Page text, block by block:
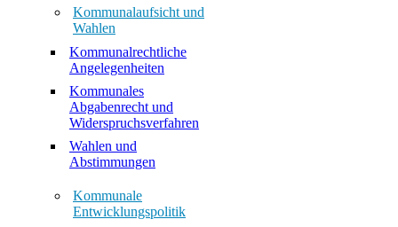
Kommunalaufsicht und
Wahlen
Kommunalrechtliche
Angelegenheiten
Kommunales
Abgabenrecht und
Widerspruchsverfahren
Wahlen und
Abstimmungen
Kommunale
Entwicklungspolitik